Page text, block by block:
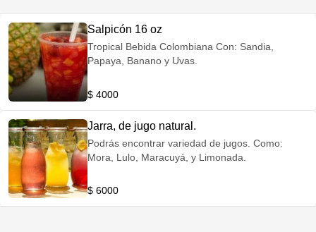
Salpicón 16 oz
Tropical Bebida Colombiana Con: Sandia,
Papaya, Banano y Uvas.
$ 4000
Jarra, de jugo natural.
Podrás encontrar variedad de jugos. Como:
Mora, Lulo, Maracuyá, y Limonada.
$ 6000